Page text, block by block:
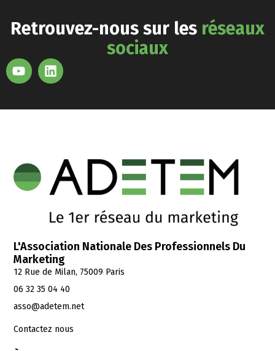
Retrouvez-nous sur les réseaux
sociaux
L'Association Nationale Des Professionnels Du
Marketing
12 Rue de Milan, 75009 Paris
06 32 35 04 40
asso@adetem.net
Contactez nous